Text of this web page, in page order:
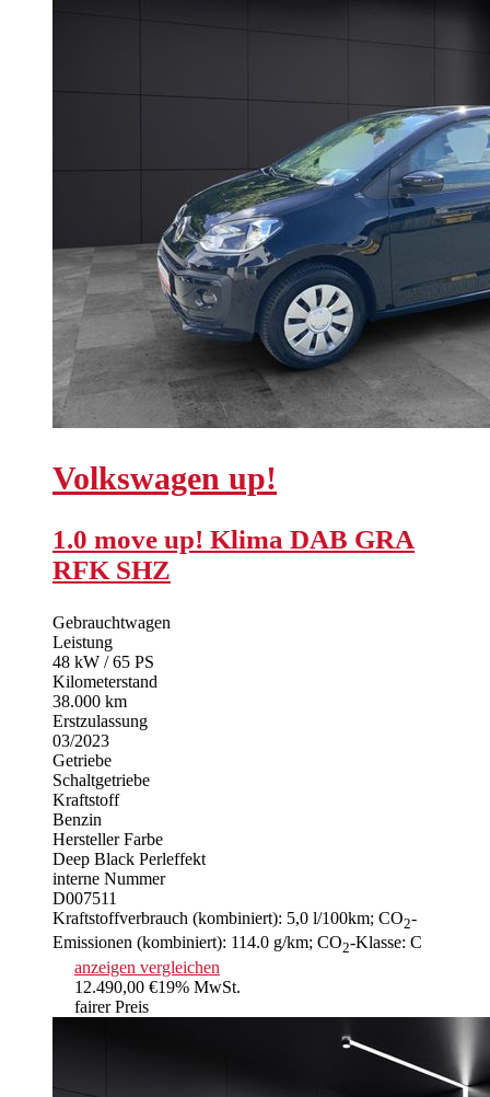
Volkswagen up!
1.0 move up! Klima DAB GRA
RFK SHZ
Gebrauchtwagen
Leistung
48 kW / 65 PS
Kilometerstand
38.000 km
Erstzulassung
03/2023
Getriebe
Schaltgetriebe
Kraftstoff
Benzin
Hersteller Farbe
Deep Black Perleffekt
interne Nummer
D007511
Kraftstoffverbrauch (kombiniert): 5,0 l/100km; CO2-
Emissionen (kombiniert): 114.0 g/km; CO2-Klasse: C
anzeigen vergleichen
12.490,00 €19% MwSt.
fairer Preis